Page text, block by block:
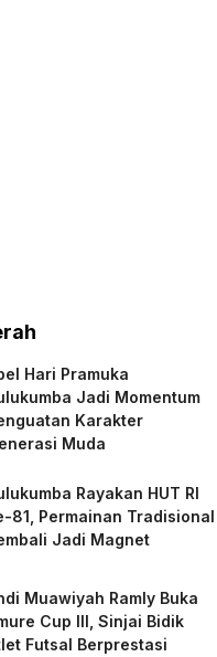
Hari Pramuka
Jadi Momentum
Karakter
Muda
Rayakan HUT RI
81, Permainan Tradisional
Jadi Magnet
Muawiyah Ramly Buka
Cup III, Sinjai Bidik
Futsal Berprestasi